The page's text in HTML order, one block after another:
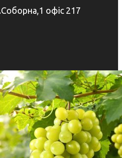
офіс 217